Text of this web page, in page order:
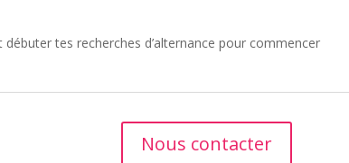
tes recherches d’alternance pour commencer
Nous contacter